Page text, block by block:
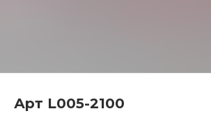
Арт L005-2100